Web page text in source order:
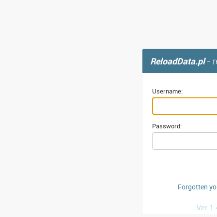
ReloadData.pl-
Username:
Password:
Forgotten
Ver.